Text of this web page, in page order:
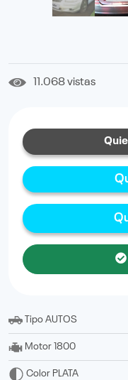
11.068 vistas
Tipo AUTOS
Motor 1800
Color PLATA